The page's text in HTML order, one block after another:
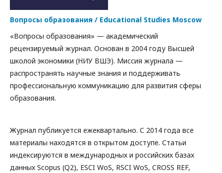
Вопросы образования / Educational Studies Moscow
«Вопросы образования» — академический
рецензируемый журнал. Основан в 2004 году Высшей
школой экономики (НИУ ВШЭ). Миссия журнала —
распространять научные знания и поддерживать
профессиональную коммуникацию для развития сферы
образования.
Журнал публикуется ежеквартально. C 2014 года все
материалы находятся в открытом доступе. Статьи
индексируются в международных и российских базах
данных Scopus (Q2), ESCI WoS, RSCI WoS, CROSS REF,